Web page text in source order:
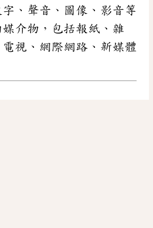
字、聲音、圖像、影音等
介物，包括報紙、雜
視、網際網路、新媒體